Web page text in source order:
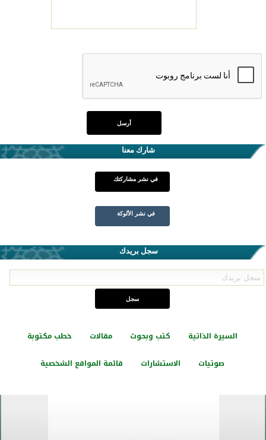
شارك معنا
في نشر مشاركتك
في نشر الألوكة
سجل بريدك
السيرة الذاتية كتب وبحوث مقالات خطب مكتوبة
صوتيات الاستشارات قائمة المواقع الشخصية